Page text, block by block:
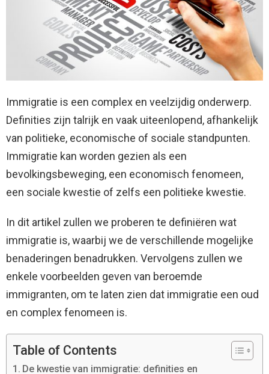
Immigratie is een complex en veelzijdig onderwerp.
Definities zijn talrijk en vaak uiteenlopend, afhankelijk
van politieke, economische of sociale standpunten.
Immigratie kan worden gezien als een
bevolkingsbeweging, een economisch fenomeen,
een sociale kwestie of zelfs een politieke kwestie.
In dit artikel zullen we proberen te definiëren wat
immigratie is, waarbij we de verschillende mogelijke
benaderingen benadrukken. Vervolgens zullen we
enkele voorbeelden geven van beroemde
immigranten, om te laten zien dat immigratie een oud
en complex fenomeen is.
Table of Contents
De kwestie van immigratie: definities en